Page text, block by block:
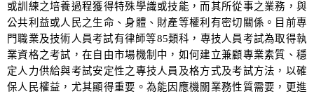
或訓練之培養過程獲得特殊學識或技能，而其所從事之業務，與
公共利益或人民之生命、身體、財產等權利有密切關係。目前專
門職業及技術人員考試有律師等85類科，專技人員考試為取得執
業資格之考試，在自由市場機制中，如何建立兼顧專業素質、穩
定人力供給與考試安定性之專技人員及格方式及考試方法，以確
保人民權益，尤其顯得重要。為能因應機關業務性質需要，更進